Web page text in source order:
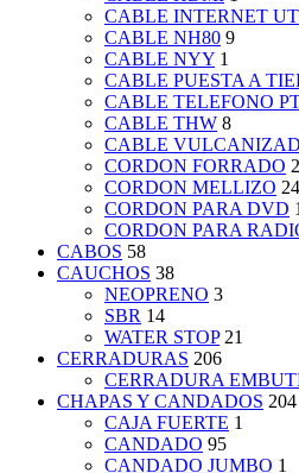
CABLE INTERNET
CABLE NH80 9
CABLE NYY 1
CABLE PUESTA A
CABLE TELEFONO
CABLE THW 8
CABLE
CORDON FORRADO 2
CORDON MELLIZO 24
CORDON PARA DVD 1
CORDON PARA
CABOS 58
CAUCHOS 38
NEOPRENO 3
SBR 14
WATER STOP 21
CERRADURAS 206
CERRADURA
CHAPAS Y CANDADOS 204
CAJA FUERTE 1
CANDADO 95
CANDADO JUMBO 1